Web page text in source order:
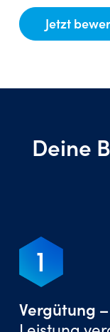
Jetzt
Deine
Vergütung –